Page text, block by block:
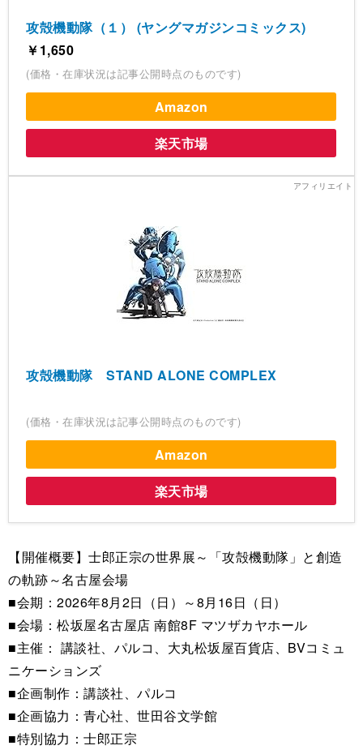
攻殻機動隊（１） (ヤングマガジンコミックス)
￥1,650
(価格・在庫状況は記事公開時点のものです)
Amazon
楽天市場
攻殻機動隊 STAND ALONE COMPLEX
(価格・在庫状況は記事公開時点のものです)
Amazon
楽天市場
【開催概要】士郎正宗の世界展～「攻殻機動隊」と創造
の軌跡～名古屋会場
■会期：2026年8月2日（日）～8月16日（日）
■会場：松坂屋名古屋店 南館8F マツザカヤホール
■主催： 講談社、パルコ、大丸松坂屋百貨店、BVコミュ
ニケーションズ
■企画制作：講談社、パルコ
■企画協力：青心社、世田谷文学館
■特別協力：士郎正宗